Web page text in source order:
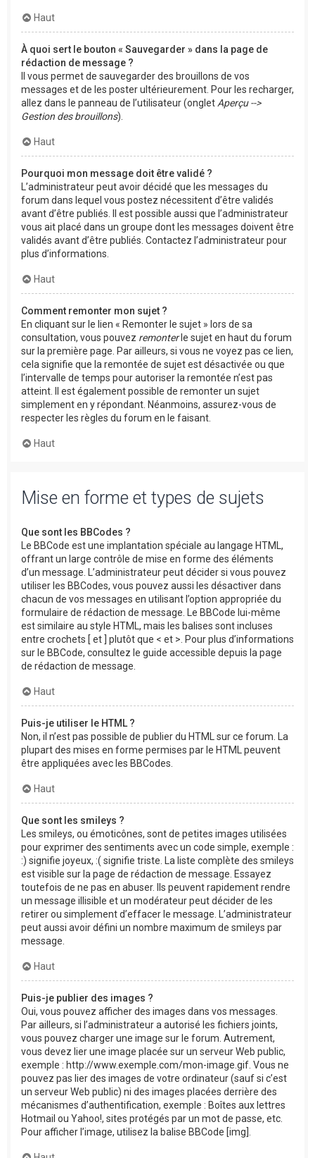
Haut
À quoi sert le bouton « Sauvegarder » dans la page de
rédaction de message ?
Il vous permet de sauvegarder des brouillons de vos
messages et de les poster ultérieurement. Pour les recharger,
allez dans le panneau de l’utilisateur (onglet Aperçu -->
Gestion des brouillons).
Haut
Pourquoi mon message doit être validé ?
L’administrateur peut avoir décidé que les messages du
forum dans lequel vous postez nécessitent d’être validés
avant d’être publiés. Il est possible aussi que l’administrateur
vous ait placé dans un groupe dont les messages doivent être
validés avant d’être publiés. Contactez l’administrateur pour
plus d’informations.
Haut
Comment remonter mon sujet ?
En cliquant sur le lien « Remonter le sujet » lors de sa
consultation, vous pouvez remonterle sujet en haut du forum
sur la première page. Par ailleurs, si vous ne voyez pas ce lien,
cela signifie que la remontée de sujet est désactivée ou que
l’intervalle de temps pour autoriser la remontée n’est pas
atteint. Il est également possible de remonter un sujet
simplement en y répondant. Néanmoins, assurez-vous de
respecter les règles du forum en le faisant.
Haut
Mise en forme et types de sujets
Que sont les BBCodes ?
Le BBCode est une implantation spéciale au langage HTML,
offrant un large contrôle de mise en forme des éléments
d’un message. L’administrateur peut décider si vous pouvez
utiliser les BBCodes, vous pouvez aussi les désactiver dans
chacun de vos messages en utilisant l’option appropriée du
formulaire de rédaction de message. Le BBCode lui-même
est similaire au style HTML, mais les balises sont incluses
entre crochets [ et ] plutôt que < et >. Pour plus d’informations
sur le BBCode, consultez le guide accessible depuis la page
de rédaction de message.
Haut
Puis-je utiliser le HTML ?
Non, il n’est pas possible de publier du HTML sur ce forum. La
plupart des mises en forme permises par le HTML peuvent
être appliquées avec les BBCodes.
Haut
Que sont les smileys ?
Les smileys, ou émoticônes, sont de petites images utilisées
pour exprimer des sentiments avec un code simple, exemple :
:) signifie joyeux, :( signifie triste. La liste complète des smileys
est visible sur la page de rédaction de message. Essayez
toutefois de ne pas en abuser. Ils peuvent rapidement rendre
un message illisible et un modérateur peut décider de les
retirer ou simplement d’effacer le message. L’administrateur
peut aussi avoir défini un nombre maximum de smileys par
message.
Haut
Puis-je publier des images ?
Oui, vous pouvez afficher des images dans vos messages.
Par ailleurs, si l’administrateur a autorisé les fichiers joints,
vous pouvez charger une image sur le forum. Autrement,
vous devez lier une image placée sur un serveur Web public,
exemple : http://www.exemple.com/mon-image.gif. Vous ne
pouvez pas lier des images de votre ordinateur (sauf si c’est
un serveur Web public) ni des images placées derrière des
mécanismes d’authentification, exemple : Boîtes aux lettres
Hotmail ou Yahoo!, sites protégés par un mot de passe, etc.
Pour afficher l’image, utilisez la balise BBCode [img].